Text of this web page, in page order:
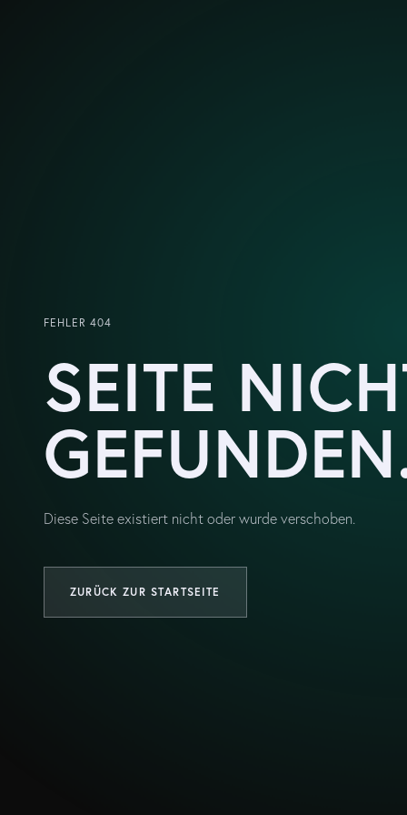
FEHLER 404
SEITE
Diese Seite existiert nicht oder wurde verschoben.
ZURÜCK ZUR STARTSEITE